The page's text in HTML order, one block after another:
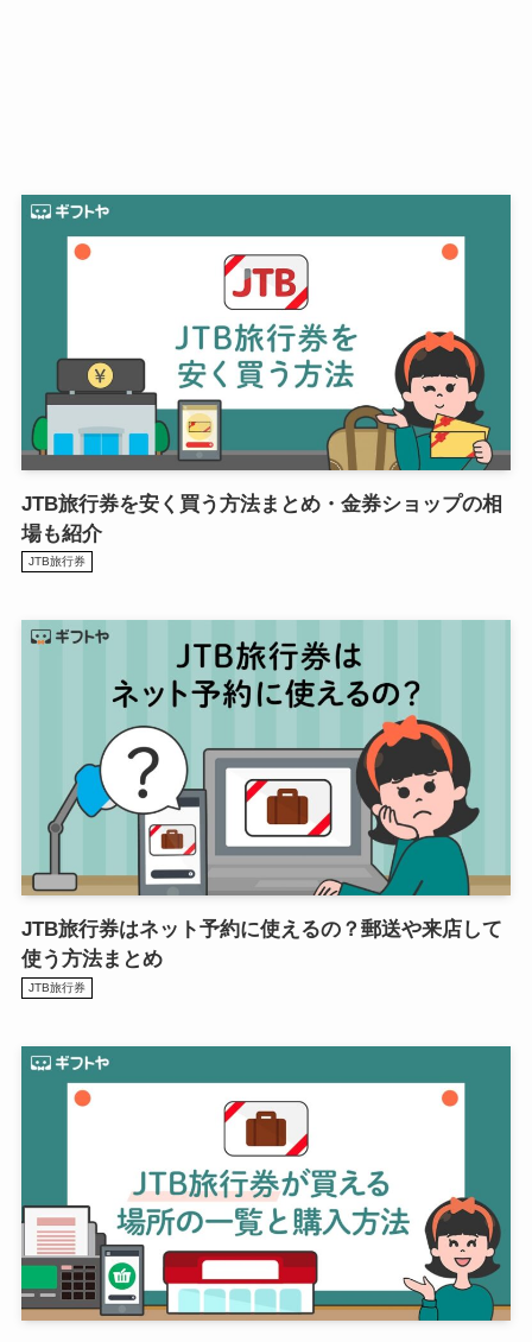
JTB旅行券を安く買う方法まとめ・金券ショップの相
場も紹介
JTB旅行券
JTB旅行券はネット予約に使えるの？郵送や来店して
使う方法まとめ
JTB旅行券